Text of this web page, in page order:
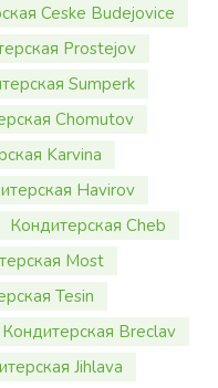
Ceske Budejovice
Prostejov
Sumperk
Chomutov
Karvina
Havirov
Кондитерская Cheb
Most
Tesin
Кондитерская Breclav
Jihlava